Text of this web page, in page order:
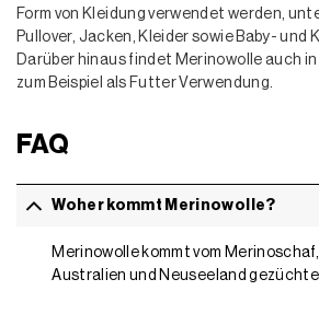
Form von Kleidung verwendet werden,
Pullover, Jacken, Kleider sowie Baby- und
Darüber hinaus findet Merinowolle auch
zum Beispiel als Futter Verwendung.
FAQ
Woher kommt Merinowolle?
Merinowolle kommt vom
Australien und Neuseeland